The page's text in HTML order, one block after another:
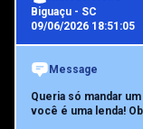
Biguaçu - SC
09/06/2026 18:51:05
Message
Queria só mandar
você é uma lenda!